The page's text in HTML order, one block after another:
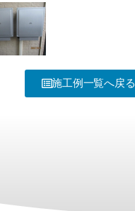
施工例一覧へ戻る